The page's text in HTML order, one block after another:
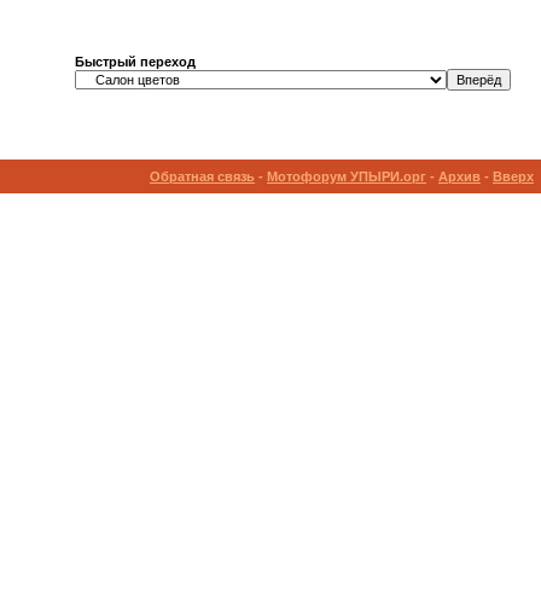
Быстрый переход
Обратная связь - Мотофорум УПЫРИ.орг - Архив - Вверх